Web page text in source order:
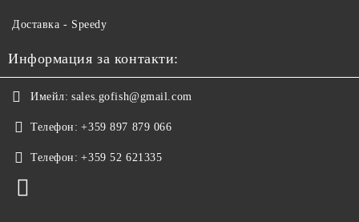
Доставка - Speedy
Информация за контакти:
Имейл: sales.gofish@gmail.com
Телефон: +359 897 879 066
Телефон: +359 52 621335